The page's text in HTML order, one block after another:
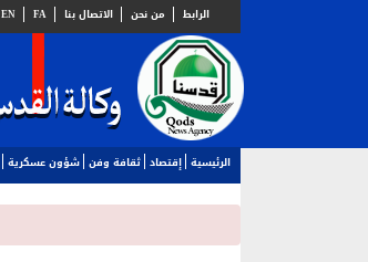
الرابط من نحن الاتصال بنا FA
EN
الرئيسية إقتصاد ثقافة وفن شؤون عسكرية